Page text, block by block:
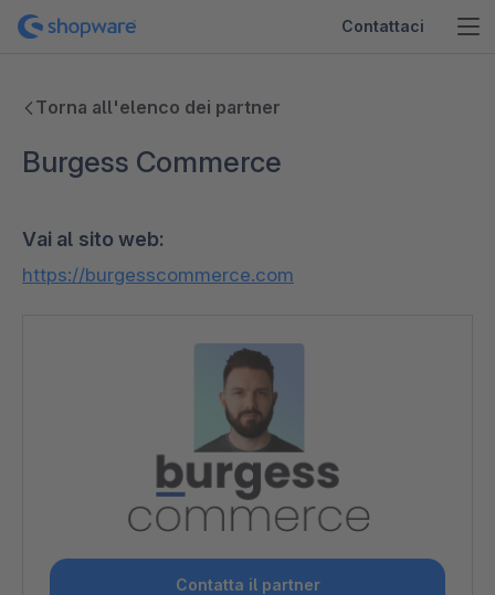
Contattaci
Torna all'elenco dei partner
Burgess Commerce
Vai al sito web:
https://burgesscommerce.com
Contatta il partner